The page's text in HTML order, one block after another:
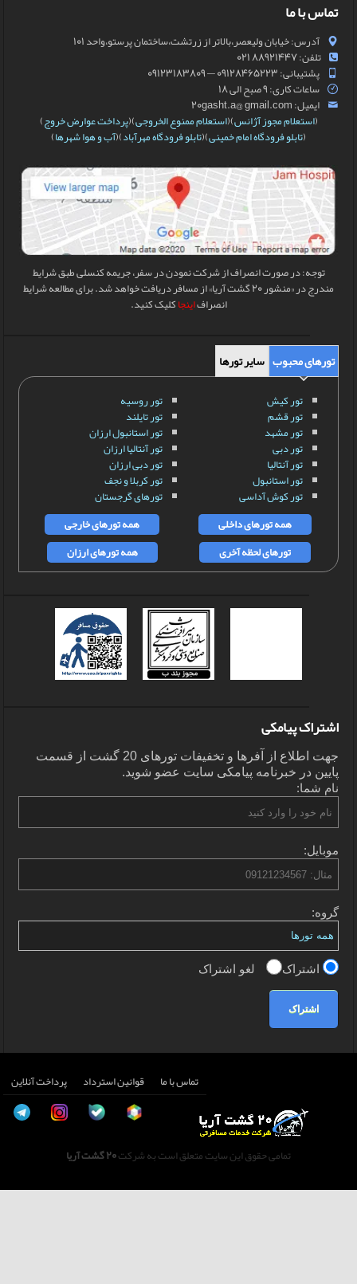
تماس با ما
آدرس: خیابان ولیعصر،بالاتر از زرتشت،ساختمان پرستو،واحد 101
تلفن: 88921447 021
پشتیبانی: 09128465223 — 09123183809
ساعات کاری: 9 صبح الی 18
ایمیل: 20gasht.a@ gmail.com
(استعلام مجوز آژانس)(استعلام ممنوع الخروجی)(پرداخت عوارض خروج)
(تابلو فرودگاه امام خمینی)(تابلو فرودگاه مهرآباد)(آب و هوا شهرها)
توجه: در صورت انصراف از شرکت نمودن در سفر، جریمه کنسلی طبق شرایط
مندرج در «منشور 20 گشت آریا» از مسافر دریافت خواهد شد. برای مطالعه شرایط
انصرافاینجاکلیک کنید.
تورهای محبوب سایر تورها
تور کیش
تور قشم
تور مشهد
تور دبی
تور آنتالیا
تور استانبول
تور کوش آداسی
تور روسیه
تور تایلند
تور استانبول ارزان
تور آنتالیا ارزان
تور دبی ارزان
تور کربلا و نجف
تورهای گرجستان
همه تورهای داخلی
همه تورهای خارجی
تورهای لحظه آخری
همه تورهای ارزان
اشتراک پیامکی
جهت اطلاع از آفرها و تخفیفات تورهای 20 گشت از قسمت
پایین در خبرنامه پیامکی سایت عضو شوید.
نام شما:
موبایل:
گروه:
اشتراک لغو اشتراک
اشتراک
تماس با ما قوانین استرداد پرداخت آنلاین
تمامی حقوق این سایت متعلق است به شرکت20 گشت آریا